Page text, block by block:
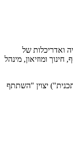
ואדריכלות של
חינוך ומוזיאון, מינהל
יצוין "השתתף